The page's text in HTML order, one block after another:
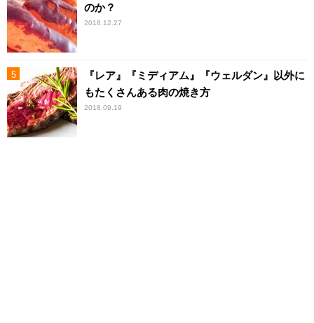
のか？
2018.12.27
『レア』『ミディアム』『ウェルダン』以外に
もたくさんある肉の焼き方
2018.09.19